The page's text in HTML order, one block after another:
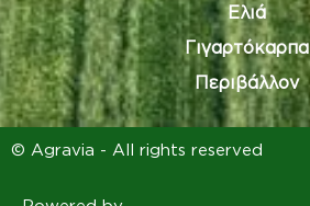
Ελιά
Γιγαρτόκαρπα
Περιβάλλον
© Agravia - All rights reserved